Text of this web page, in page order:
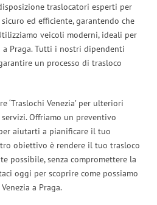
traslocatori esperti per
ed efficiente, garantendo che
veicoli moderni, ideali per
Praga. Tutti i nostri dipendenti
un processo di trasloco
‘Traslochi Venezia’ per ulteriori
Offriamo un preventivo
aiutarti a pianificare il tuo
obiettivo è rendere il tuo trasloco
possibile, senza compromettere la
oggi per scoprire come possiamo
a Praga.